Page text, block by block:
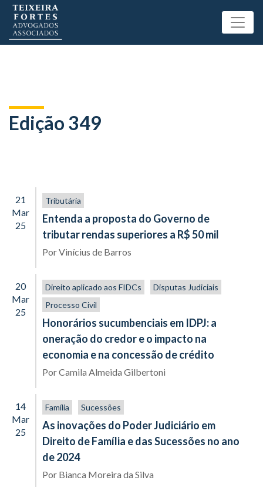
Edição 349
21
Mar
25
Tributária
Entenda a proposta do Governo de
tributar rendas superiores a R$ 50 mil
PorVinícius de Barros
20
Mar
25
Direito aplicado aos FIDCs
Disputas Judiciais
Processo Civil
Honorários sucumbenciais em IDPJ: a
oneração do credor e o impacto na
economia e na concessão de crédito
PorCamila Almeida Gilbertoni
14
Mar
25
Família Sucessões
As inovações do Poder Judiciário em
Direito de Família e das Sucessões no ano
de 2024
Por Bianca Moreira da Silva